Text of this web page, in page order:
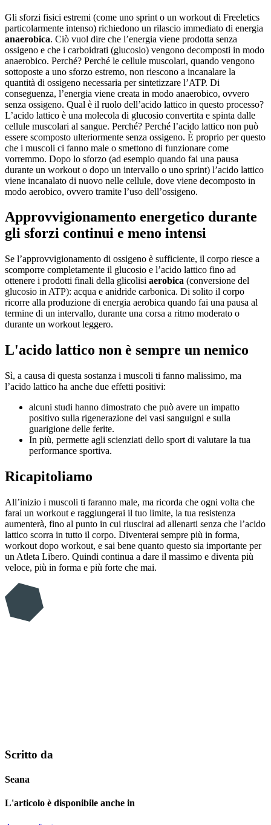
Gli sforzi fisici estremi (come uno sprint o un workout di Freeletics
particolarmente intenso) richiedono un rilascio immediato di energia
anaerobica. Ciò vuol dire che l’energia viene prodotta senza
ossigeno e che i carboidrati (glucosio) vengono decomposti in modo
anaerobico. Perché? Perché le cellule muscolari, quando vengono
sottoposte a uno sforzo estremo, non riescono a incanalare la
quantità di ossigeno necessaria per sintetizzare l’ATP. Di
conseguenza, l’energia viene creata in modo anaerobico, ovvero
senza ossigeno. Qual è il ruolo dell’acido lattico in questo processo?
L’acido lattico è una molecola di glucosio convertita e spinta dalle
cellule muscolari al sangue. Perché? Perché l’acido lattico non può
essere scomposto ulteriormente senza ossigeno. È proprio per questo
che i muscoli ci fanno male o smettono di funzionare come
vorremmo. Dopo lo sforzo (ad esempio quando fai una pausa
durante un workout o dopo un intervallo o uno sprint) l’acido lattico
viene incanalato di nuovo nelle cellule, dove viene decomposto in
modo aerobico, ovvero tramite l’uso dell’ossigeno.
Approvvigionamento energetico durante
gli sforzi continui e meno intensi
Se l’approvvigionamento di ossigeno è sufficiente, il corpo riesce a
scomporre completamente il glucosio e l’acido lattico fino ad
ottenere i prodotti finali della glicolisi aerobica (conversione del
glucosio in ATP): acqua e anidride carbonica. Di solito il corpo
ricorre alla produzione di energia aerobica quando fai una pausa al
termine di un intervallo, durante una corsa a ritmo moderato o
durante un workout leggero.
L'acido lattico non è sempre un nemico
Sì, a causa di questa sostanza i muscoli ti fanno malissimo, ma
l’acido lattico ha anche due effetti positivi:
alcuni studi hanno dimostrato che può avere un impatto
positivo sulla rigenerazione dei vasi sanguigni e sulla
guarigione delle ferite.
In più, permette agli scienziati dello sport di valutare la tua
performance sportiva.
Ricapitoliamo
All’inizio i muscoli ti faranno male, ma ricorda che ogni volta che
farai un workout e raggiungerai il tuo limite, la tua resistenza
aumenterà, fino al punto in cui riuscirai ad allenarti senza che l’acido
lattico scorra in tutto il corpo. Diventerai sempre più in forma,
workout dopo workout, e sai bene quanto questo sia importante per
un Atleta Libero. Quindi continua a dare il massimo e diventa più
veloce, più in forma e più forte che mai.
Scritto da
Seana
L'articolo è disponibile anche in